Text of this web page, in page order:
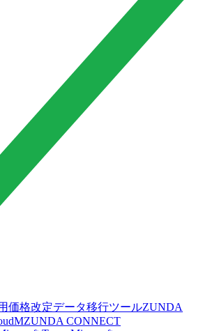
価格改定データ移行ツールZUNDA
ZUNDA CONNECT